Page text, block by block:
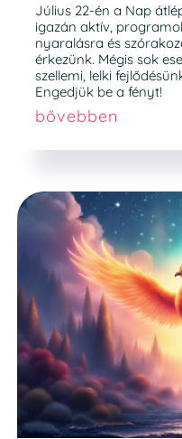
Július 22-én a Nap
igazán aktív,
nyaralásra és
érkezünk. Mégis sok
szellemi, lelki
Engedjük be a fényt!
bővebben